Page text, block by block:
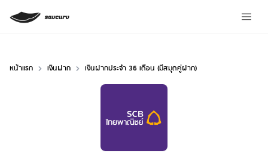
หน้าแรก เงินฝาก เงินฝากประจำ 36 เดือน (มีสมุดคู่ฝาก)